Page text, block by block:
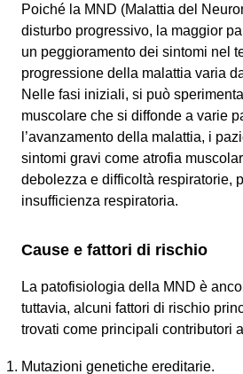
Poiché la MND (Malattia del
disturbo progressivo, la maggior
un peggioramento dei sintomi nel
progressione della malattia varia
Nelle fasi iniziali, si può
muscolare che si diffonde a varie
l’avanzamento della malattia, i
sintomi gravi come atrofia
debolezza e difficoltà respiratorie,
insufficienza respiratoria.
Cause e fattori di rischio
La patofisiologia della MND è
tuttavia, alcuni fattori di rischio
trovati come principali contributori
Mutazioni genetiche ereditarie.